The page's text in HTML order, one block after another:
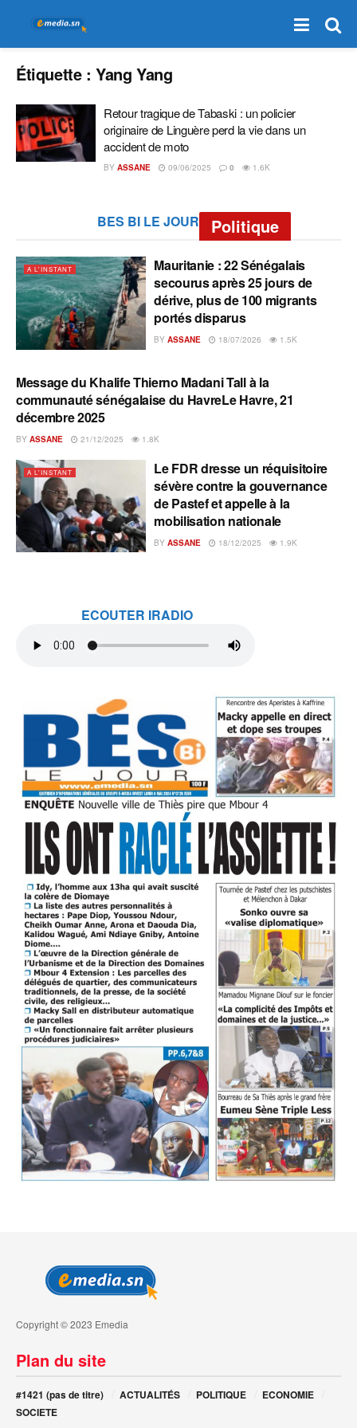
Étiquette :Yang Yang
Retour tragique de Tabaski : un policier
originaire de Linguère perd la vie dans un
accident de moto
BY ASSANE 09/06/2025 0 1.6K
BES BI LE JOUR Politique
A L'INSTANT
Mauritanie : 22 Sénégalais
secourus après 25 jours de
dérive, plus de 100 migrants
portés disparus
BY ASSANE 18/07/2026 1.5K
A L'INSTANT
Message du Khalife Thierno Madani Tall à la
communauté sénégalaise du HavreLe Havre, 21
décembre 2025
BY ASSANE 21/12/2025 1.8K
A L'INSTANT
Le FDR dresse un réquisitoire
sévère contre la gouvernance
de Pastef et appelle à la
mobilisation nationale
BY ASSANE 18/12/2025 1.9K
ECOUTER IRADIO
Copyright © 2023 Emedia
Plan du site
#1421 (pas de titre) ACTUALITÉS POLITIQUE
ECONOMIE
SOCIETE